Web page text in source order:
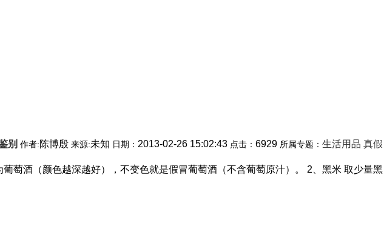
别 作者: 陈博殷 来源:未知 日期： 2013-02-26 15:02:43 点击： 6929 所属专题： 生活用品 真假
萄酒（颜色越深越好），不变色就是假冒葡萄酒（不含葡萄原汁）。 2、黑米 取少量黑